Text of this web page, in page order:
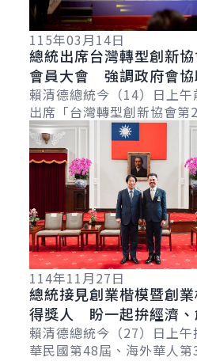
115年03月14日
總統出席台灣轉型創新
會員大會 強調政府會協
轉型升級 提升百工百業
賴清德總統今（14）日上
出席「台灣轉型創新協會第
會暨第5次理監事會議」時
超過170萬家中小微企業，
供強...
詳細內容
114年11月27日
總統接見創業楷模暨創
得獎人 盼一起拚經濟、
來 讓世界看見臺灣創業
賴清德總統今（27）日上
華民國第48屆、海外華人